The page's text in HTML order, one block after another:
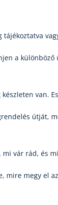
tájékoztatva
a
van.
útját,
vár rád, és
mire megy el